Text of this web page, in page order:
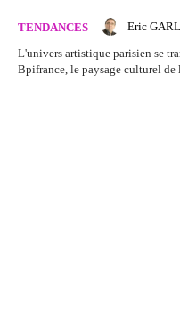
TENDANCES Eric
L'univers artistique parisien se
Bpifrance, le paysage culturel de